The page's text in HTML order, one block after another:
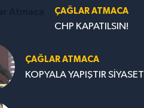
ÇAĞLAR ATMACA
CHP KAPATILSIN!
ÇAĞLAR ATMACA
KOPYALA YAPIŞTIR SİYASET